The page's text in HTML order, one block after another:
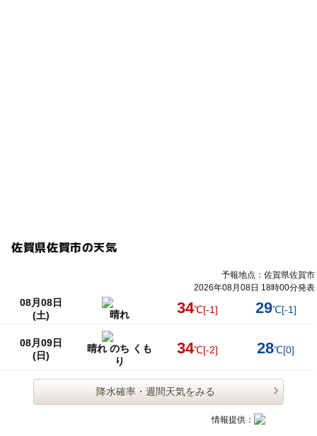
佐賀県佐賀市の天気
予報地点：佐賀県佐賀市
2026年08月08日 18時00分発表
08月08日
(土)
晴れ 34℃[-1] 29℃[-1]
08月09日
(日)
晴れ のち くも
り
34℃[-2] 28℃[0]
降水確率・週間天気をみる
情報提供：